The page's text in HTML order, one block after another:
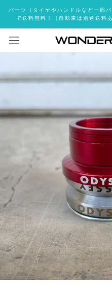
ッ
し
コ
ン
ツ
る
パーツ（タイヤやハンドルなど一部
で送料無料！（自転車は別途送料